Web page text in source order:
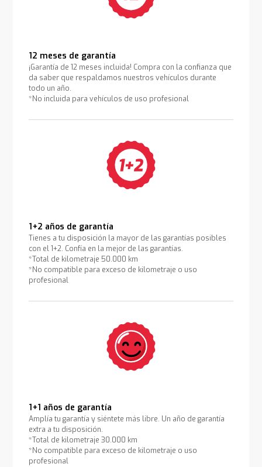
12 meses de garantía
¡Garantía de 12 meses incluida! Compra con la confianza que
da saber que respaldamos nuestros vehículos durante
todo un año.
*No incluida para vehículos de uso profesional
1+2 años de garantía
Tienes a tu disposición la mayor de las garantías posibles
con el 1+2. Confía en la mejor de las garantías.
*Total de kilometraje 50.000 km
*No compatible para exceso de kilometraje o uso
profesional
1+1 años de garantía
Amplía tu garantía y siéntete más libre. Un año de garantía
extra a tu disposición.
*Total de kilometraje 30.000 km
*No compatible para exceso de kilometraje o uso
profesional